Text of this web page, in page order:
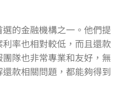
的金融機構之一。他們提
率也相對較低，而且還款
隊也非常專業和友好，無
款相關問題，都能夠得到